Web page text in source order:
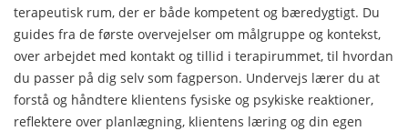
terapeutisk rum, der er både kompetent og bæredygtigt. Du
guides fra de første overvejelser om målgruppe og kontekst,
over arbejdet med kontakt og tillid i terapirummet, til hvordan
du passer på dig selv som fagperson. Undervejs lærer du at
forstå og håndtere klientens fysiske og psykiske reaktioner,
reflektere over planlægning, klientens læring og din egen